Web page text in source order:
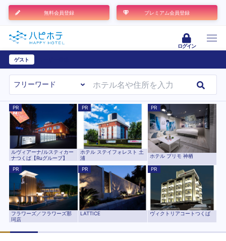
無料会員登録 プレミアム会員登録
ログイン
ゲスト
PR
ルヴィアーナ/ルスティカー
ナつくば【Ruグループ】
PR
ホテル ステイフォレスト 土
浦
PR
ホテル プリモ 神栖
PR
フラワーズ／フラワーズ那
珂店
PR
LATTICE
PR
ヴィクトリアコートつくば